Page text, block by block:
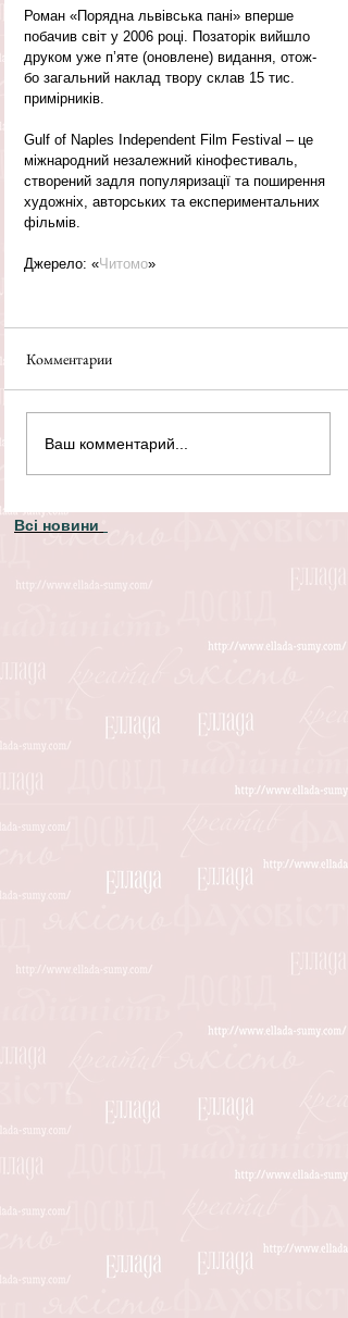
Роман «Порядна львівська пані» вперше
побачив світ у 2006 році. Позаторік вийшло
друком уже п’яте (оновлене) видання, отож-
бо загальний наклад твору склав 15 тис.
примірників.
Gulf of Naples Independent Film Festival – це
міжнародний незалежний кінофестиваль,
створений задля популяризації та поширення
художніх, авторських та експериментальних
фільмів.
Джерело: «Читомо»
Комментарии
Ваш комментарий...
Всі новини